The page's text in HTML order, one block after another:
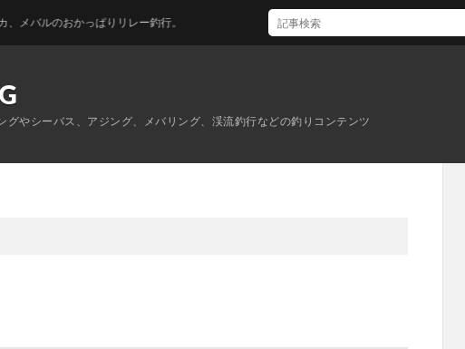
やシーバス、アジング、メバリング、渓流釣行などの釣りコンテンツ
おかっぱりリレー釣行。